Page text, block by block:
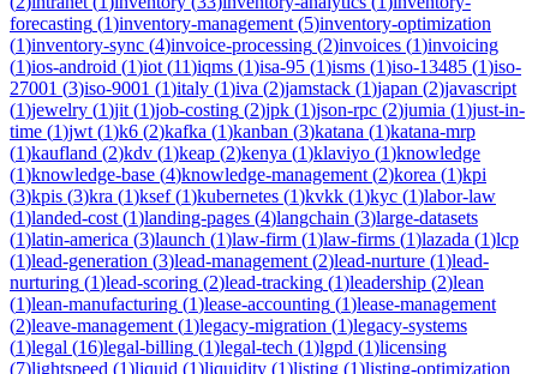
forecasting (1)inventory-management (5)inventory-optimization
(1)inventory-sync (4)invoice-processing (2)invoices (1)invoicing
(1)ios-android (1)iot (11)iqms (1)isa-95 (1)isms (1)iso-13485 (1)iso-
27001 (3)iso-9001 (1)italy (1)iva (2)jamstack (1)japan (2)javascript
(1)jewelry (1)jit (1)job-costing (2)jpk (1)json-rpc (2)jumia (1)just-in-
time (1)jwt (1)k6 (2)kafka (1)kanban (3)katana (1)katana-mrp
(1)kaufland (2)kdv (1)keap (2)kenya (1)klaviyo (1)knowledge
(1)knowledge-base (4)knowledge-management (2)korea (1)kpi
(3)kpis (3)kra (1)ksef(1)kubernetes (1)kvkk (1)kyc (1)labor-law
(1)landed-cost (1)landing-pages (4)langchain (3)large-datasets
(1)latin-america (3)launch (1)law-firm (1)law-firms (1)lazada (1)lcp
(1)lead-generation (3)lead-management (2)lead-nurture (1)lead-
nurturing (1)lead-scoring (2)lead-tracking (1)leadership (2)lean
(1)lean-manufacturing (1)lease-accounting (1)lease-management
(2)leave-management (1)legacy-migration (1)legacy-systems
(1)legal (16)legal-billing (1)legal-tech (1)lgpd (1)licensing
(7)lightspeed (1)liquid (1)liquidity (1)listing (1)listing-optimization